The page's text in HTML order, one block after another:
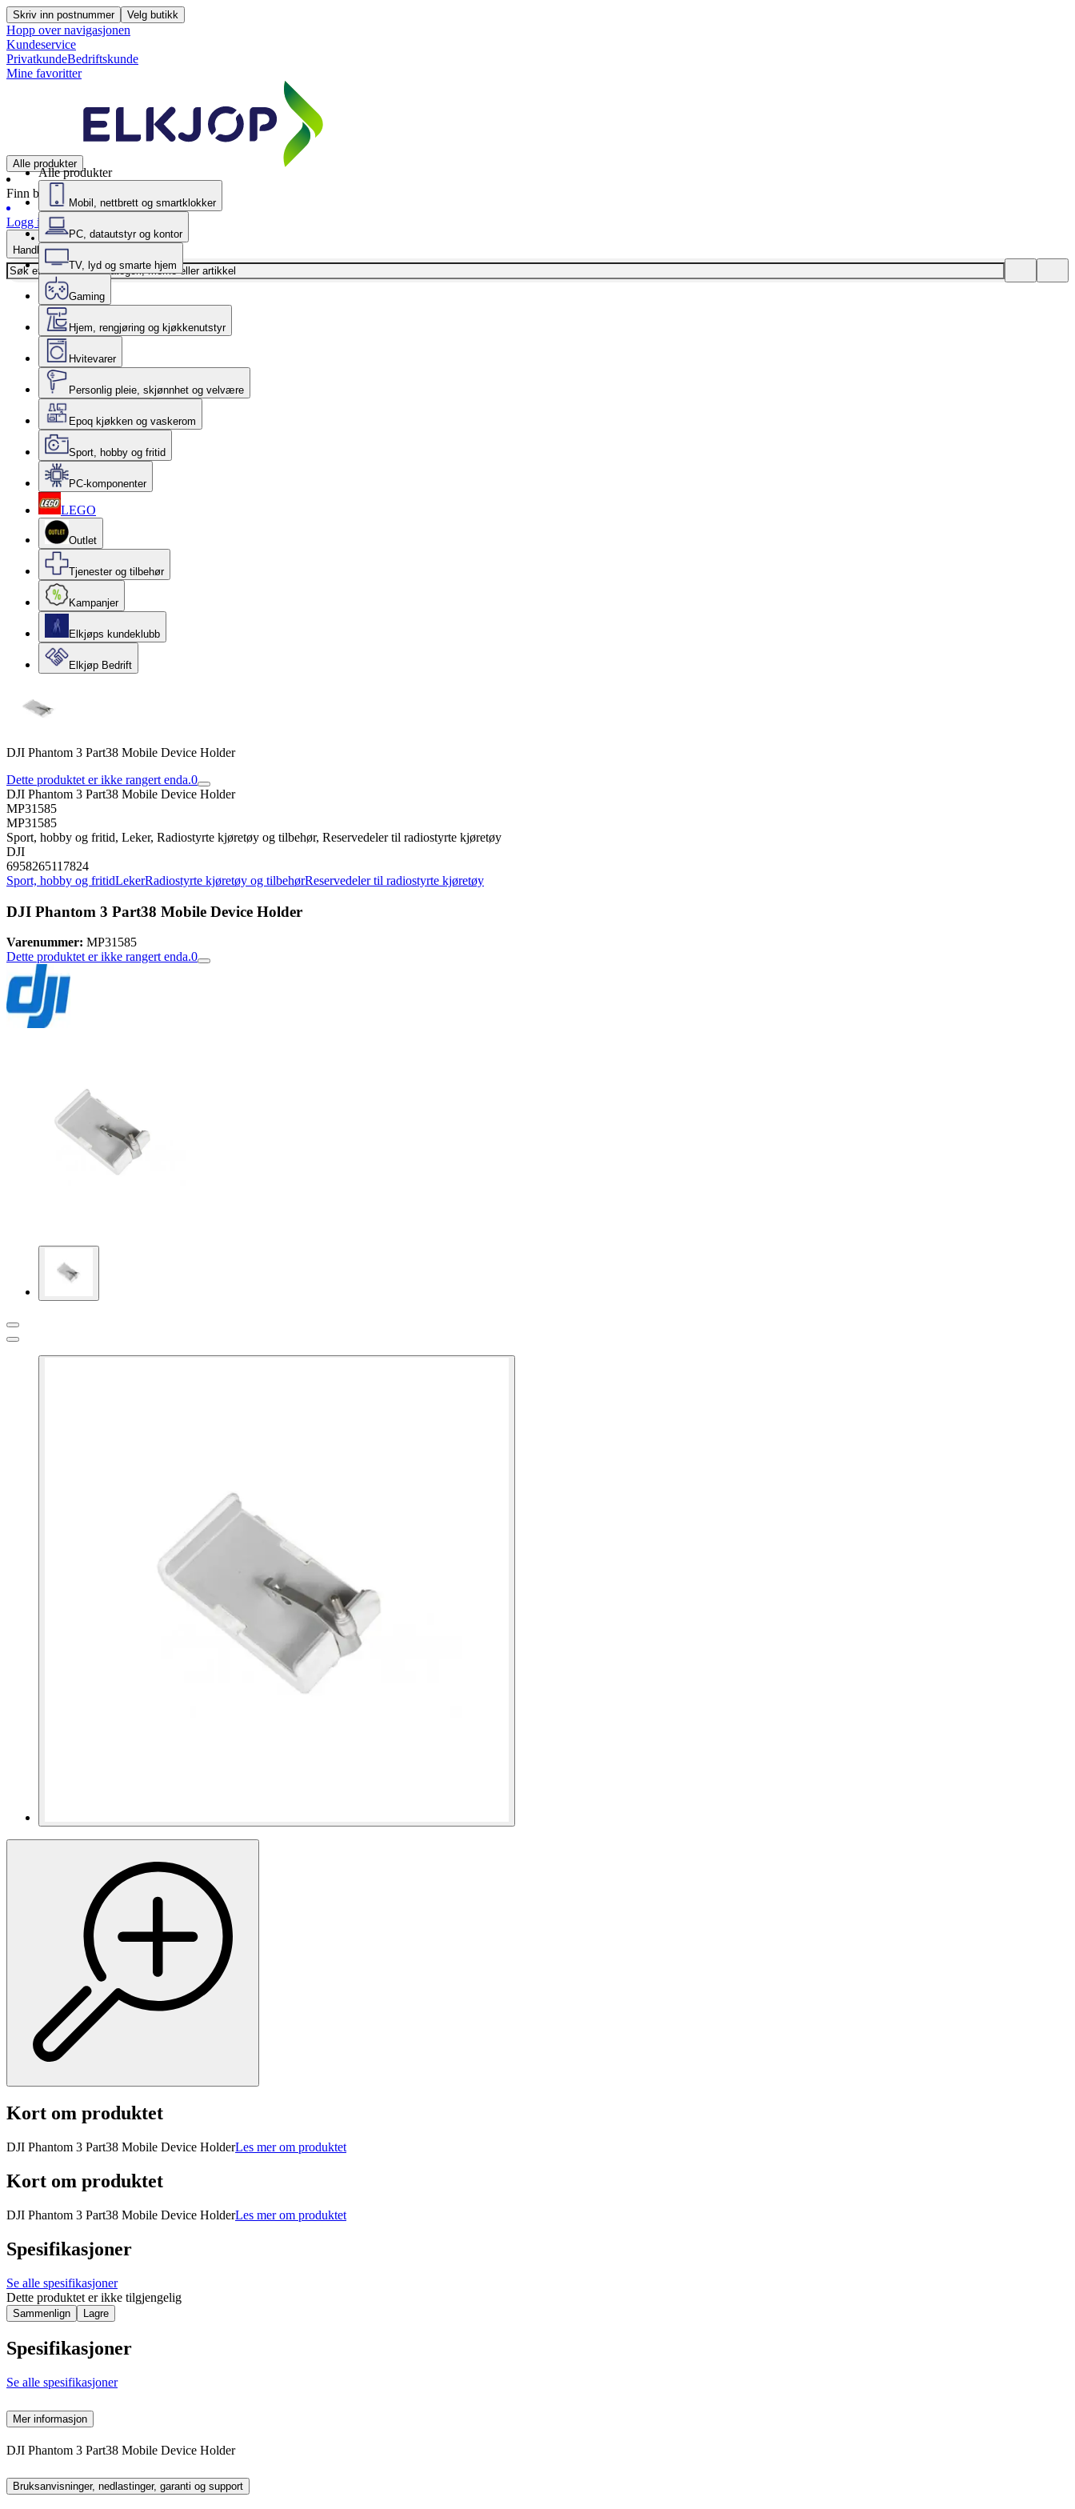
Skriv inn postnummer Velg butikk
Hopp over navigasjonen
Kundeservice
PrivatkundeBedriftskunde
Mine favoritter
Alle produkter
Finn butikk
Logg inn
Handlekurv
Alle produkter
Mobil, nettbrett og smartklokker
PC, datautstyr og kontor
TV, lyd og smarte hjem
Gaming
Hjem, rengjøring og kjøkkenutstyr
Hvitevarer
Personlig pleie, skjønnhet og velvære
Epoq kjøkken og vaskerom
Sport, hobby og fritid
PC-komponenter
LEGO
Outlet
Tjenester og tilbehør
Kampanjer
Elkjøps kundeklubb
Elkjøp Bedrift
DJI Phantom 3 Part38 Mobile Device Holder
Dette produktet er ikke rangert enda.0
DJI Phantom 3 Part38 Mobile Device Holder
MP31585
MP31585
Sport, hobby og fritid, Leker, Radiostyrte kjøretøy og tilbehør, Reservedeler til radiostyrte kjøretøy
DJI
6958265117824
Sport, hobby og fritidLekerRadiostyrte kjøretøy og tilbehørReservedeler til radiostyrte kjøretøy
DJI Phantom 3 Part38 Mobile Device Holder
Varenummer: MP31585
Dette produktet er ikke rangert enda.0
Kort om produktet
DJI Phantom 3 Part38 Mobile Device HolderLes mer om produktet
Kort om produktet
DJI Phantom 3 Part38 Mobile Device HolderLes mer om produktet
Spesifikasjoner
Se alle spesifikasjoner
Dette produktet er ikke tilgjengelig
Sammenlign Lagre
Spesifikasjoner
Se alle spesifikasjoner
Mer informasjon
DJI Phantom 3 Part38 Mobile Device Holder
Bruksanvisninger, nedlastinger, garanti og support